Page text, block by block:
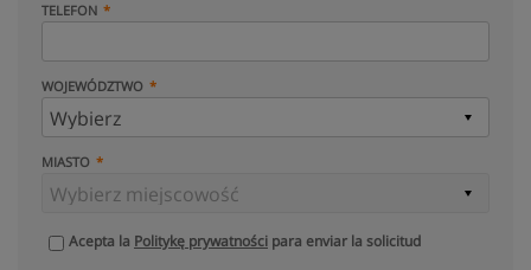
TELEFON
WOJEWÓDZTWO
MIASTO
Acepta la Politykę prywatności para enviar la solicitud